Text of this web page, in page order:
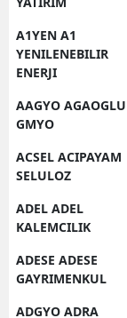
A1YEN A1
YENILENEBILIR
ENERJI
AAGYO AGAOGLU
GMYO
ACSEL ACIPAYAM
SELULOZ
ADEL ADEL
KALEMCILIK
ADESE ADESE
GAYRIMENKUL
ADGYO ADRA